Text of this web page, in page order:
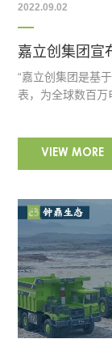
2022.09.02
嘉立创集团宣
“嘉立创集团是基
表，为全球数百
VIEW MORE